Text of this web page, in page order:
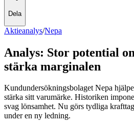
Dela
Aktieanalys/Nepa
Analys: Stor potential
stärka marginalen
Kundundersökningsbolaget Nepa
stärka sitt varumärke. Historiken
svag lönsamhet. Nu görs tydliga
under en ny ledning.